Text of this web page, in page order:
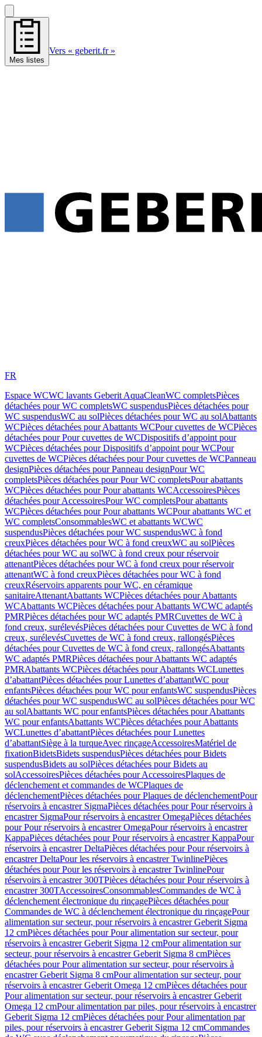
Mes listes
Vers « geberit.fr »
FR
Espace WCWC lavants Geberit AquaCleanWC completsPièces
détachées pour WC completsWC suspendusPièces détachées pour
WC suspendusWC au solPièces détachées pour WC au solAbattants
WCPièces détachées pour Abattants WCPour cuvettes de WCPièces
détachées pour Pour cuvettes de WCDispositifs d’appoint pour
WCPièces détachées pour Dispositifs d’appoint pour WCPour
cuvettes de WCPièces détachées pour Pour cuvettes de WCPanneau
designPièces détachées pour Panneau designPour WC
completsPièces détachées pour Pour WC completsPour abattants
WCPièces détachées pour Pour abattants WCAccessoiresPièces
détachées pour AccessoiresPour WC completsPour abattants
WCPièces détachées pour Pour abattants WCPour abattants WC et
WC completsConsommablesWC et abattants WCWC
suspendusPièces détachées pour WC suspendusWC à fond
creuxPièces détachées pour WC à fond creuxWC au solPièces
détachées pour WC au solWC à fond creux pour réservoir
attenantPièces détachées pour WC à fond creux pour réservoir
attenantWC à fond creuxPièces détachées pour WC à fond
creuxRéservoirs apparents pour WC, en céramique
sanitaireAttenantAbattants WCPièces détachées pour Abattants
WCAbattants WCPièces détachées pour Abattants WCWC adaptés
PMRPièces détachées pour WC adaptés PMRCuvettes de WC à
fond creux, surélevésPièces détachées pour Cuvettes de WC à fond
creux, surélevésCuvettes de WC à fond creux, rallongésPièces
détachées pour Cuvettes de WC à fond creux, rallongésAbattants
WC adaptés PMRPièces détachées pour Abattants WC adaptés
PMRAbattants WCPièces détachées pour Abattants WCLunettes
d’abattantPièces détachées pour Lunettes d’abattantWC pour
enfantsPièces détachées pour WC pour enfantsWC suspendusPièces
détachées pour WC suspendusWC au solPièces détachées pour WC
au solAbattants WC pour enfantsPièces détachées pour Abattants
WC pour enfantsAbattants WCPièces détachées pour Abattants
WCLunettes d’abattantPièces détachées pour Lunettes
d’abattantSiège à la turqueAvec rinçageAccessoiresMatériel de
fixationBidetsBidets suspendusPièces détachées pour Bidets
suspendusBidets au solPièces détachées pour Bidets au
solAccessoiresPièces détachées pour AccessoiresPlaques de
déclenchement et commandes de WCPlaques de
déclenchementPièces détachées pour Plaques de déclenchementPour
réservoirs à encastrer SigmaPièces détachées pour Pour réservoirs à
encastrer SigmaPour réservoirs à encastrer OmegaPièces détachées
pour Pour réservoirs à encastrer OmegaPour réservoirs à encastrer
KappaPièces détachées pour Pour réservoirs à encastrer KappaPour
réservoirs à encastrer DeltaPièces détachées pour Pour réservoirs à
encastrer DeltaPour les réservoirs à encastrer TwinlinePièces
détachées pour Pour les réservoirs à encastrer TwinlinePour
réservoirs à encastrer 300TPièces détachées pour Pour réservoirs à
encastrer 300TAccessoiresConsommablesCommandes de WC à
déclenchement électronique du rinçagePièces détachées pour
Commandes de WC à déclenchement électronique du rinçagePour
alimentation sur secteur, pour réservoirs à encastrer Geberit Sigma
12 cmPièces détachées pour Pour alimentation sur secteur, pour
réservoirs à encastrer Geberit Sigma 12 cmPour alimentation sur
secteur, pour réservoirs à encastrer Geberit Sigma 8 cmPièces
détachées pour Pour alimentation sur secteur, pour réservoirs à
encastrer Geberit Sigma 8 cmPour alimentation sur secteur, pour
réservoirs à encastrer Geberit Omega 12 cmPièces détachées pour
Pour alimentation sur secteur, pour réservoirs à encastrer Geberit
Omega 12 cmPour alimentation par piles, pour réservoirs à encastrer
Geberit Sigma 12 cmPièces détachées pour Pour alimentation par
piles, pour réservoirs à encastrer Geberit Sigma 12 cmCommandes